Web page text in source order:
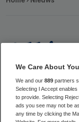
We Care About
We and our 889 partners
Selecting I Accept
to provide. Selecting
ads you see may not be
any time by clicking the